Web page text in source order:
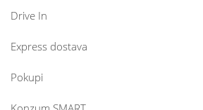
Drive In
Express dostava
Pokupi